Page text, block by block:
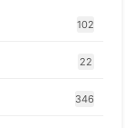
102
22
346